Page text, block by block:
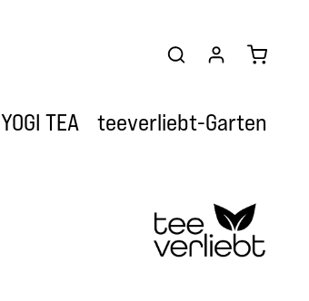
YOGI TEA teeverliebt-Garten